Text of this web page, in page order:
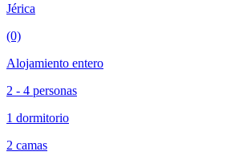
Jérica
(0)
Alojamiento entero
2 - 4 personas
1 dormitorio
2 camas